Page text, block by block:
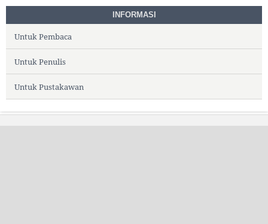
INFORMASI
Untuk Pembaca
Untuk Penulis
Untuk Pustakawan